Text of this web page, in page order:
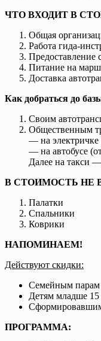
ЧТО ВХОДИТ В
Общая
Работа гида-
Предоставление
Питание на
Доставка
Как добраться до
Своим
Общественным
— на электричке
— на автобусе
Далее на такси
В СТОИМОСТЬ НЕ
Палатки
Спальники
Коврики
НАПОМИНАЕМ!
Действуют скидки:
Семейным
Детям младше
ПРОГРАММА: